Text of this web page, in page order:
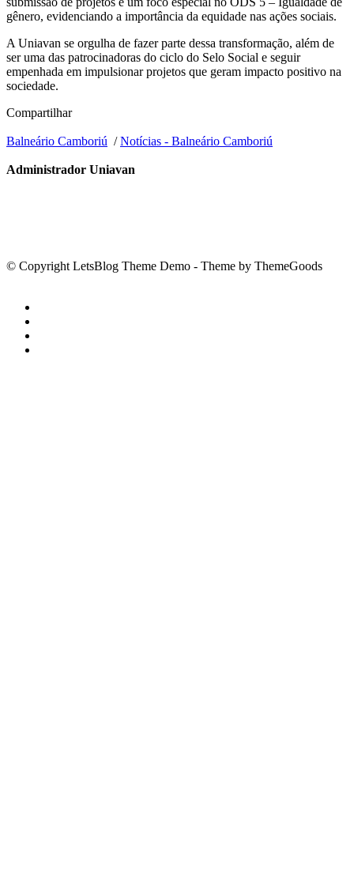
gênero, evidenciando a importância da equidade nas ações sociais.
A Uniavan se orgulha de fazer parte dessa transformação, além de
ser uma das patrocinadoras do ciclo do Selo Social e seguir
empenhada em impulsionar projetos que geram impacto positivo na
sociedade.
Compartilhar
Balneário Camboriú /Notícias - Balneário Camboriú
Administrador Uniavan
© Copyright LetsBlog Theme Demo - Theme by ThemeGoods